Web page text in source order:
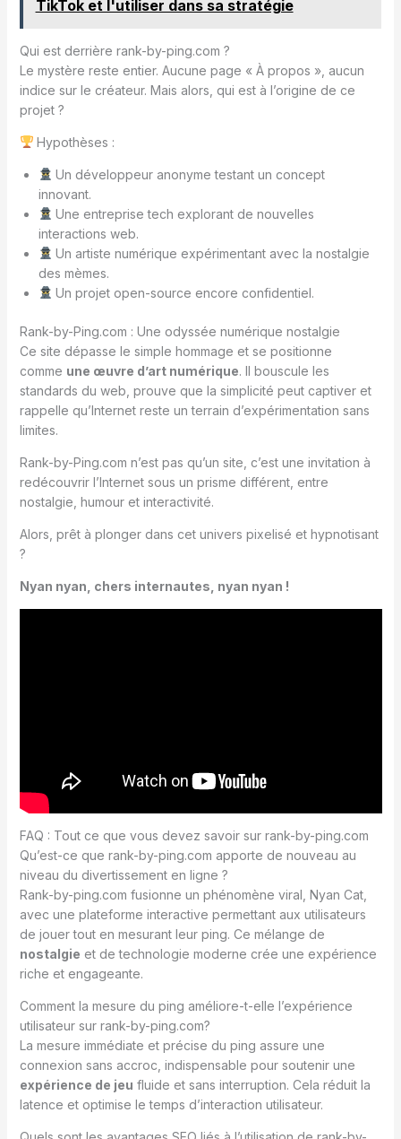
TikTok et l'utiliser dans sa stratégie
Qui est derrière rank-by-ping.com ?
Le mystère reste entier. Aucune page « À propos », aucun
indice sur le créateur. Mais alors, qui est à l’origine de ce
projet ?
Hypothèses :
Un développeur anonyme testant un concept
innovant.
Une entreprise tech explorant de nouvelles
interactions web.
Un artiste numérique expérimentant avec la nostalgie
des mèmes.
Un projet open-source encore confidentiel.
Rank-by-Ping.com : Une odyssée numérique nostalgie
Ce site dépasse le simple hommage et se positionne
comme une œuvre d’art numérique. Il bouscule les
standards du web, prouve que la simplicité peut captiver et
rappelle qu’Internet reste un terrain d’expérimentation sans
limites.
Rank-by-Ping.com n’est pas qu’un site, c’est une invitation à
redécouvrir l’Internet sous un prisme différent, entre
nostalgie, humour et interactivité.
Alors, prêt à plonger dans cet univers pixelisé et hypnotisant
?
Nyan nyan, chers internautes, nyan nyan !
FAQ : Tout ce que vous devez savoir sur rank-by-ping.com
Qu’est-ce que rank-by-ping.com apporte de nouveau au
niveau du divertissement en ligne ?
Rank-by-ping.com fusionne un phénomène viral, Nyan Cat,
avec une plateforme interactive permettant aux utilisateurs
de jouer tout en mesurant leur ping. Ce mélange de
nostalgie et de technologie moderne crée une expérience
riche et engageante.
Comment la mesure du ping améliore-t-elle l’expérience
utilisateur sur rank-by-ping.com?
La mesure immédiate et précise du ping assure une
connexion sans accroc, indispensable pour soutenir une
expérience de jeu fluide et sans interruption. Cela réduit la
latence et optimise le temps d’interaction utilisateur.